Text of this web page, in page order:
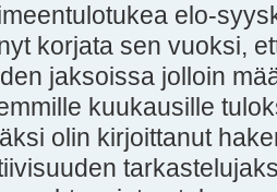
elo-
korjata sen vuoksi,
jaksoissa jolloin
kuukausille
olin kirjoittanut